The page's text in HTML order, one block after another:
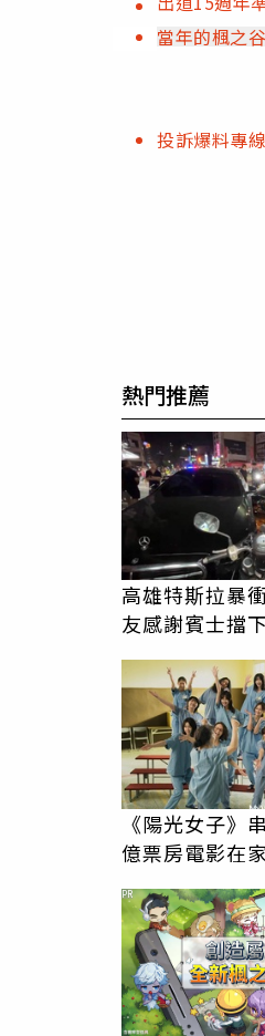
當年的楓之
投訴爆料專線
熱門推薦
高雄特斯拉暴
友感謝賓士擋
多人
《陽光女子》
億票房電影在
PR